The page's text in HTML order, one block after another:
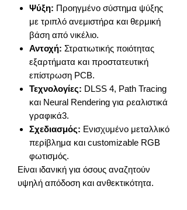
Ψύξη: Προηγμένο σύστημα ψύξης
με τριπλό ανεμιστήρα και θερμική
βάση από νικέλιο.
Αντοχή: Στρατιωτικής ποιότητας
εξαρτήματα και προστατευτική
επίστρωση PCB.
Τεχνολογίες: DLSS 4, Path Tracing
και Neural Rendering για ρεαλιστικά
γραφικά3.
Σχεδιασμός: Ενισχυμένο μεταλλικό
περίβλημα και customizable RGB
φωτισμός.
Είναι ιδανική για όσους αναζητούν
υψηλή απόδοση και ανθεκτικότητα.